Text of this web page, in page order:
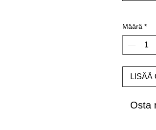
Määrä *
LISÄÄ
Osta